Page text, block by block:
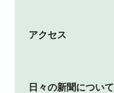
アクセス
日々の新聞について